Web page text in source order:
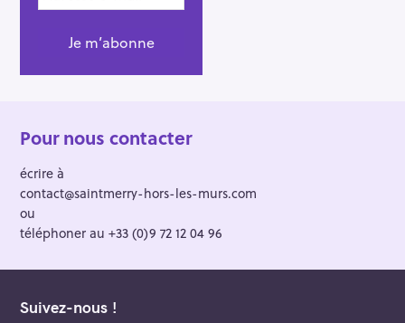
Pour nous contacter
écrire à
contact@saintmerry-hors-les-murs.com
ou
téléphoner au +33 (0)9 72 12 04 96
Suivez-nous !